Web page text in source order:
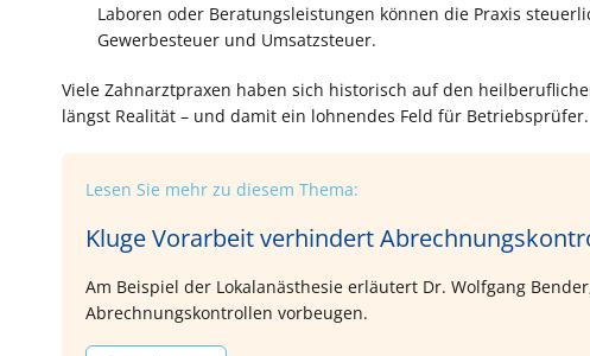
Laboren oder Beratungsleistungen können die Praxis
Gewerbesteuer und Umsatzsteuer.
Viele Zahnarztpraxen haben sich historisch auf den
längst Realität – und damit ein lohnendes Feld für Betriebsprüfer.
Lesen Sie mehr zu diesem Thema:
Kluge Vorarbeit verhindert
Am Beispiel der Lokalanästhesie erläutert Dr. Wolfgang
Abrechnungskontrollen vorbeugen.